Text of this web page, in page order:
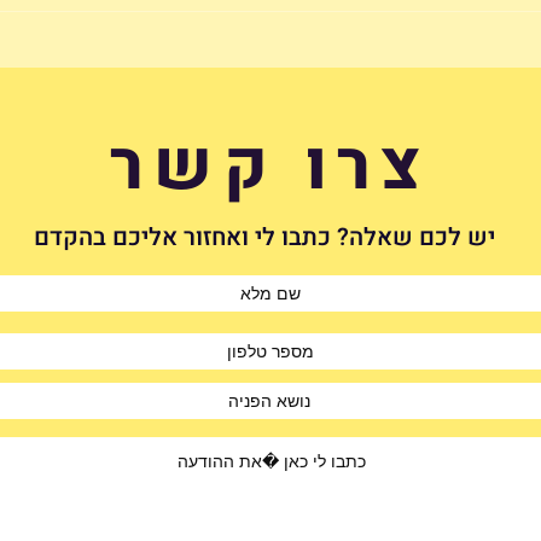
צרו קשר
יש לכם שאלה? כתבו לי ואחזור אליכם בהקדם